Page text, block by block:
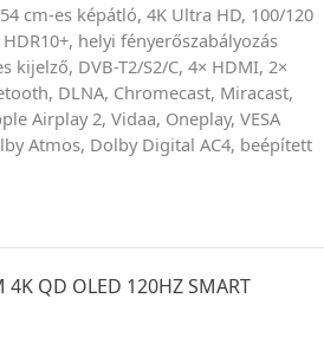
cm-es képátló, 4K Ultra HD, 100/120
helyi fényerőszabályozás
kijelző, DVB-T2/S2/C, 4× HDMI, 2×
DLNA, Chromecast, Miracast,
Airplay 2, Vidaa, Oneplay, VESA
Atmos, Dolby Digital AC4, beépített
4K QD OLED 120HZ SMART